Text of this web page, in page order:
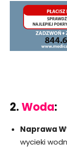
2.Woda:
Naprawa
wycieki